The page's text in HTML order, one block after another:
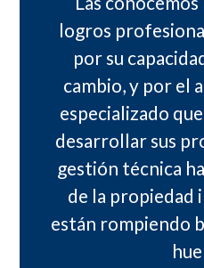
logros
por su
cambio, y por el
especializado
desarrollar sus
gestión técnica
de la propiedad
están rompiendo